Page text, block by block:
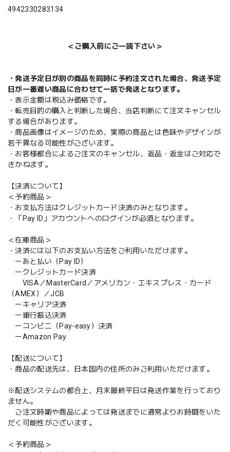
4942330283134
＜ご購入前にご一読下さい＞
・発送予定日が別の商品を同時に予約注文された場合、発送予定
日が一番遅い商品に合わせて一括で発送となります。
・表示金額は税込み価格です。
・転売目的の購入と判断した場合、当店判断にて注文キャンセル
する場合があります。
・商品画像はイメージのため、実際の商品とは色味やデザインが
若干異なる可能性がございます。
・お客様都合によるご注文のキャンセル、返品・返金はご対応で
きかねます。
【決済について】
＜予約商品＞
・お支払方法はクレジットカード決済のみとなります。
・「Pay ID」アカウントへのログインが必須となります。
＜在庫商品＞
・決済には以下のお支払い方法をご利用いただけます。
ーあと払い（Pay ID）
ークレジットカード決済
VISA／MasterCard／アメリカン・エキスプレス・カード
（AMEX）／JCB
ーキャリア決済
ー銀行振込決済
ーコンビニ（Pay-easy）決済
ーAmazon Pay
【配送について】
・商品の配送先は、日本国内の住所のみご利用いただけます。
※配送システムの都合上、月末最終平日は発送作業を行っており
ません。
ご注文時期や商品によっては発送までに通常よりお時間をいた
だく可能性がございます。
＜予約商品＞